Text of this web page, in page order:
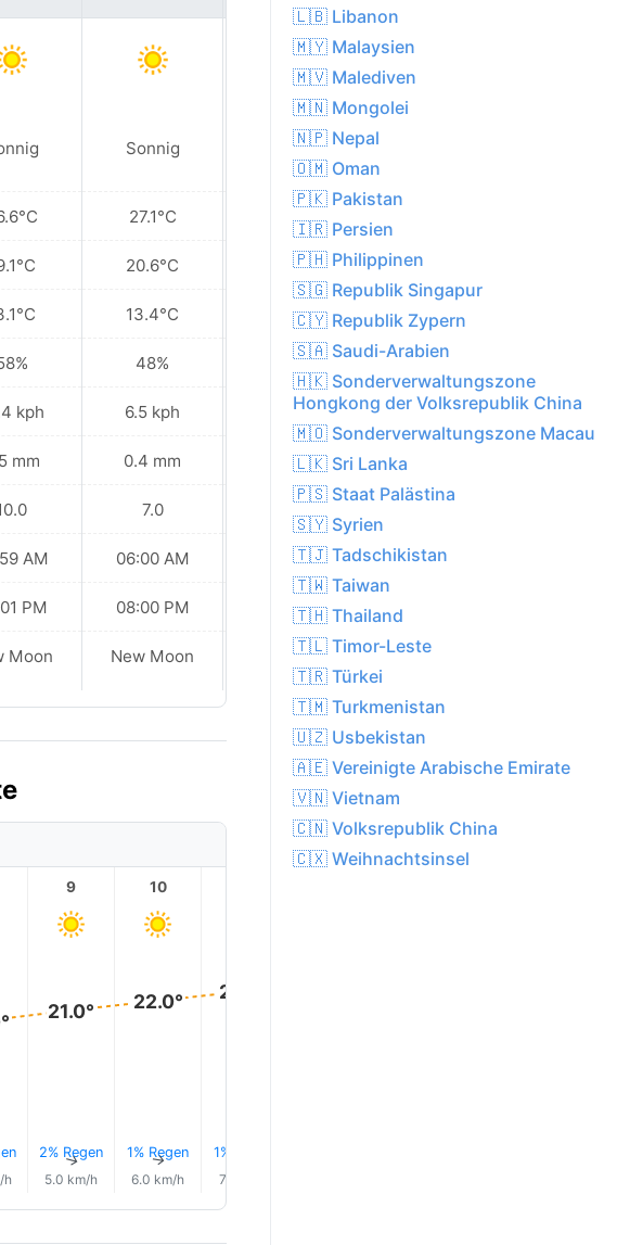
kph
mm
AM
PM
Moon
Sonnig
27.1°C
20.6°C
13.4°C
48%
6.5 kph
0.4 mm
7.0
06:00 AM
08:00 PM
New Moon
Sonnig
24.5°C
19.6°C
13.6°C
56%
10.8 kph
2.2 mm
6.0
06:01 AM
07:58 PM
Waxing
Crescent
h
9
21.0°
2% Regen
↑
5.0 km/h
10
22.0°
1% Regen
↑
6.0 km/h
23.0°
1% Regen
7.0 km/h
🇱🇧 Libanon
🇲🇾 Malaysien
🇲🇻 Malediven
🇲🇳 Mongolei
🇳🇵 Nepal
🇴🇲 Oman
🇵🇰 Pakistan
🇮🇷 Persien
🇵🇭 Philippinen
🇸🇬 Republik Singapur
🇨🇾 Republik Zypern
🇸🇦 Saudi-Arabien
🇭🇰 Sonderverwaltungszone
Hongkong der Volksrepublik China
🇲🇴 Sonderverwaltungszone Macau
🇱🇰 Sri Lanka
🇵🇸 Staat Palästina
🇸🇾 Syrien
🇹🇯 Tadschikistan
🇹🇼 Taiwan
🇹🇭 Thailand
🇹🇱 Timor-Leste
🇹🇷 Türkei
🇹🇲 Turkmenistan
🇺🇿 Usbekistan
🇦🇪 Vereinigte Arabische Emirate
🇻🇳 Vietnam
🇨🇳 Volksrepublik China
🇨🇽 Weihnachtsinsel